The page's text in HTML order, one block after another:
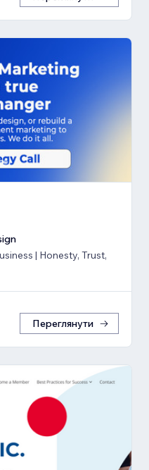
| Honesty, Trust,
Переглянути